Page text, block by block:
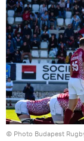
© Photo Budapest